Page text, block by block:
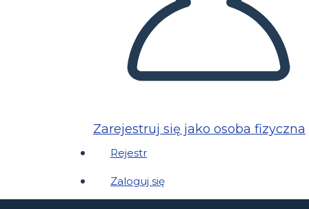
Zarejestruj się jako osoba fizyczna
Rejestr
Zaloguj się